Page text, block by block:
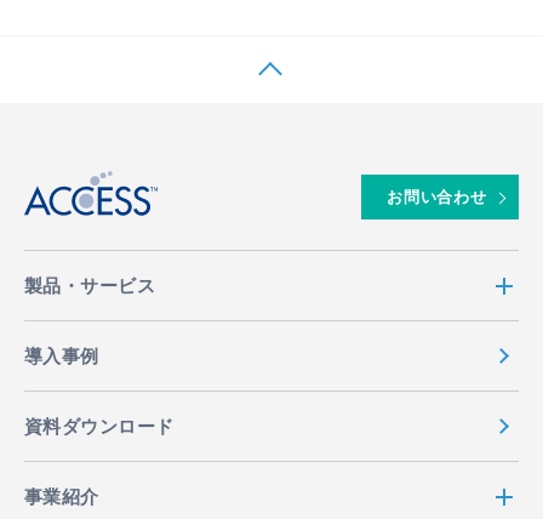
お問い合わせ
製品・サービス
導入事例
資料ダウンロード
事業紹介